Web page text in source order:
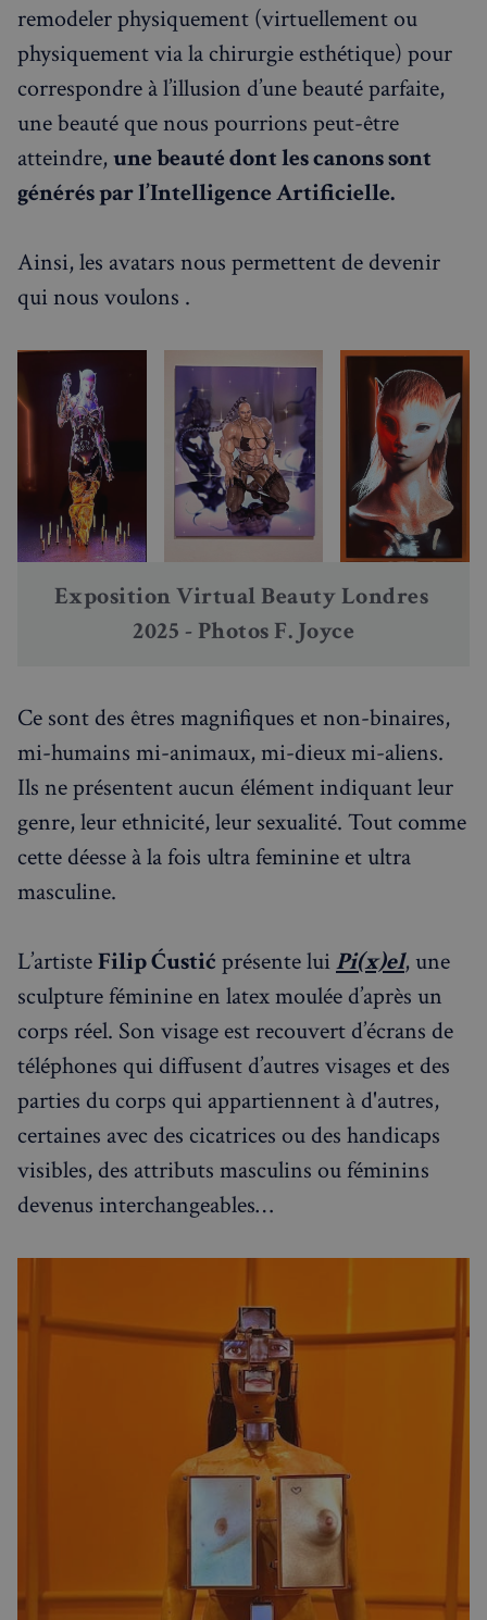
remodeler physiquement (virtuellement ou
physiquement via la chirurgie esthétique) pour
correspondre à l’illusion d’une beauté parfaite,
une beauté que nous pourrions peut-être
atteindre,une beauté dont les canons sont
générés par l’Intelligence Artificielle.
Ainsi, les avatars nous permettent de devenir
qui nous voulons .
Exposition Virtual Beauty Londres
2025 - Photos F. Joyce
Ce sont des êtres magnifiques et non-binaires,
mi-humains mi-animaux, mi-dieux mi-aliens.
Ils ne présentent aucun élément indiquant leur
genre, leur ethnicité, leur sexualité. Tout comme
cette déesse à la fois ultra feminine et ultra
masculine.
L’artisteFilip Ćustić présente luiPi(x)el, une
sculpture féminine en latex moulée d’après un
corps réel. Son visage est recouvert d’écrans de
téléphones qui diffusent d’autres visages et des
parties du corps qui appartiennent à d'autres,
certaines avec des cicatrices ou des handicaps
visibles, des attributs masculins ou féminins
devenus interchangeables…